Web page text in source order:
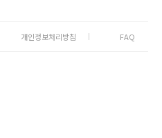
개인정보처리방침 FAQ